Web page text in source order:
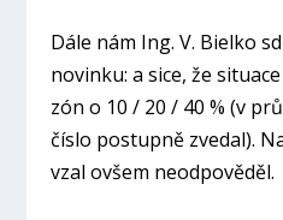
Dále nám Ing. V. Bielko
novinku: a sice, že
zón o 10 / 20 / 40 % (v
číslo postupně zvedal).
vzal ovšem neodpověděl.